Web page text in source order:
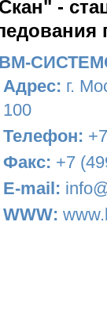
-
Адрес: г.
100
Телефон:
Факс: +7
E-mail:
WWW: